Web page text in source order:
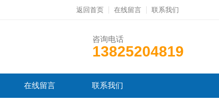
返回首页 在线留言 联系我们
咨询电话
13825204819
在线留言 联系我们